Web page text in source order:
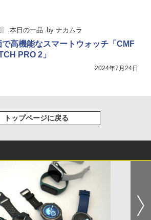
本日の一品 by ナカムラ
で高機能なスマートウォッチ「CMF
PRO 2」
2024年7月24日
トップページに戻る